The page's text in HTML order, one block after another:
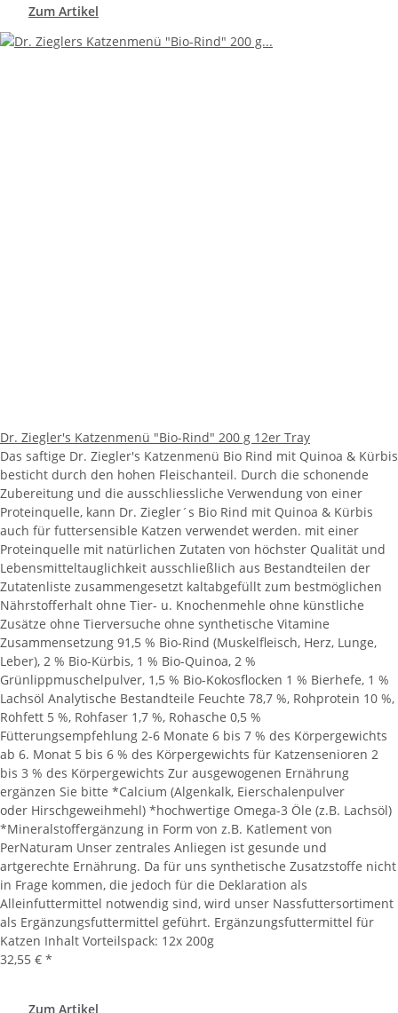
Zum Artikel
Dr. Ziegler's Katzenmenü "Bio-Rind" 200 g 12er Tray
Das saftige Dr. Ziegler's Katzenmenü Bio Rind mit Quinoa & Kürbis
besticht durch den hohen Fleischanteil. Durch die schonende
Zubereitung und die ausschliessliche Verwendung von einer
Proteinquelle, kann Dr. Ziegler´s Bio Rind mit Quinoa & Kürbis
auch für futtersensible Katzen verwendet werden. mit einer
Proteinquelle mit natürlichen Zutaten von höchster Qualität und
Lebensmitteltauglichkeit ausschließlich aus Bestandteilen der
Zutatenliste zusammengesetzt kaltabgefüllt zum bestmöglichen
Nährstofferhalt ohne Tier- u. Knochenmehle ohne künstliche
Zusätze ohne Tierversuche ohne synthetische Vitamine
Zusammensetzung 91,5 % Bio-Rind (Muskelfleisch, Herz, Lunge,
Leber), 2 % Bio-Kürbis, 1 % Bio-Quinoa, 2 %
Grünlippmuschelpulver, 1,5 % Bio-Kokosflocken 1 % Bierhefe, 1 %
Lachsöl Analytische Bestandteile Feuchte 78,7 %, Rohprotein 10 %,
Rohfett 5 %, Rohfaser 1,7 %, Rohasche 0,5 %
Fütterungsempfehlung 2-6 Monate 6 bis 7 % des Körpergewichts
ab 6. Monat 5 bis 6 % des Körpergewichts für Katzensenioren 2
bis 3 % des Körpergewichts Zur ausgewogenen Ernährung
ergänzen Sie bitte *Calcium (Algenkalk, Eierschalenpulver
oder Hirschgeweihmehl) *hochwertige Omega-3 Öle (z.B. Lachsöl)
*Mineralstoffergänzung in Form von z.B. Katlement von
PerNaturam Unser zentrales Anliegen ist gesunde und
artgerechte Ernährung. Da für uns synthetische Zusatzstoffe nicht
in Frage kommen, die jedoch für die Deklaration als
Alleinfuttermittel notwendig sind, wird unser Nassfuttersortiment
als Ergänzungsfuttermittel geführt. Ergänzungsfuttermittel für
Katzen Inhalt Vorteilspack: 12x 200g
32,55 € *
Zum Artikel